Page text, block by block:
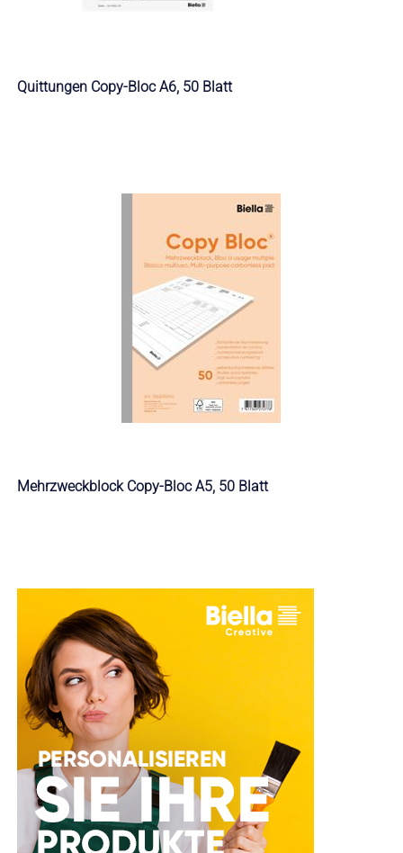
Quittungen Copy-Bloc A6, 50 Blatt
Mehrzweckblock Copy-Bloc A5, 50 Blatt